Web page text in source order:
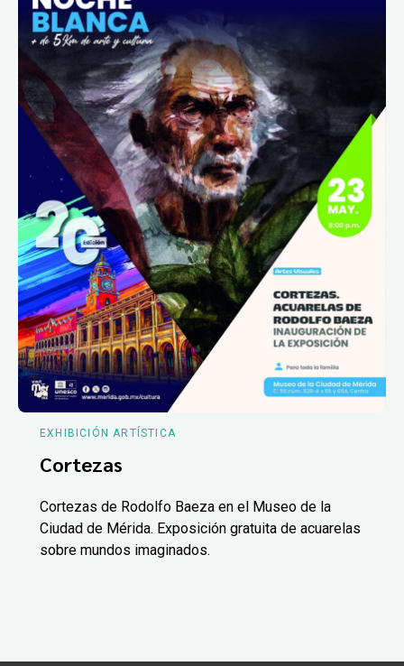
EXHIBICIÓN ARTÍSTICA
Cortezas
Cortezas de Rodolfo Baeza en el Museo de la
Ciudad de Mérida. Exposición gratuita de acuarelas
sobre mundos imaginados.